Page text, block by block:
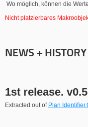
Wo möglich, können die
Nicht platzierbares
NEWS + HISTORY
1st release. v0.5
Extracted out of Plan